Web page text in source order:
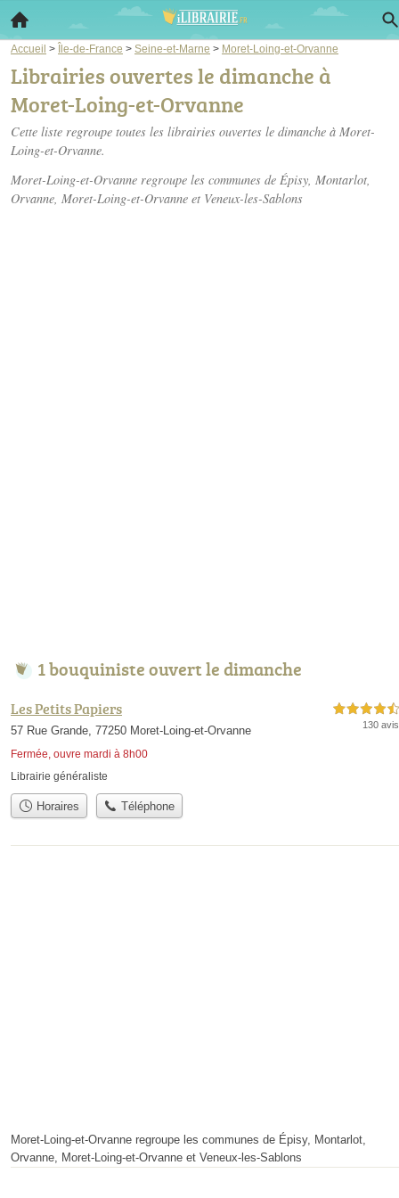
Accueil > Île-de-France > Seine-et-Marne > Moret-Loing-et-Orvanne
Librairies ouvertes le dimanche à
Moret-Loing-et-Orvanne
Cette liste regroupe toutes les librairies ouvertes le dimanche à Moret-
Loing-et-Orvanne.
Moret-Loing-et-Orvanne regroupe les communes de Épisy, Montarlot,
Orvanne, Moret-Loing-et-Orvanne et Veneux-les-Sablons
1 bouquiniste ouvert le dimanche
Les Petits Papiers
57 Rue Grande, 77250 Moret-Loing-et-Orvanne
Fermée, ouvre mardi à 8h00
4,5 étoiles sur 5
130 avis
Librairie généraliste
Horaires Téléphone
Moret-Loing-et-Orvanne regroupe les communes de Épisy, Montarlot,
Orvanne, Moret-Loing-et-Orvanne et Veneux-les-Sablons